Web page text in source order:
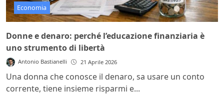
Economia
Donne e denaro: perché l’educazione finanziaria è
uno strumento di libertà
Antonio Bastianelli 21 Aprile 2026
Una donna che conosce il denaro, sa usare un conto
corrente, tiene insieme risparmi e...